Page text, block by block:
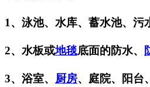
1、泳池、水库、蓄水池、污
2、水板或地毯底面的防水、
3、浴室、 厨房、庭院、阳台